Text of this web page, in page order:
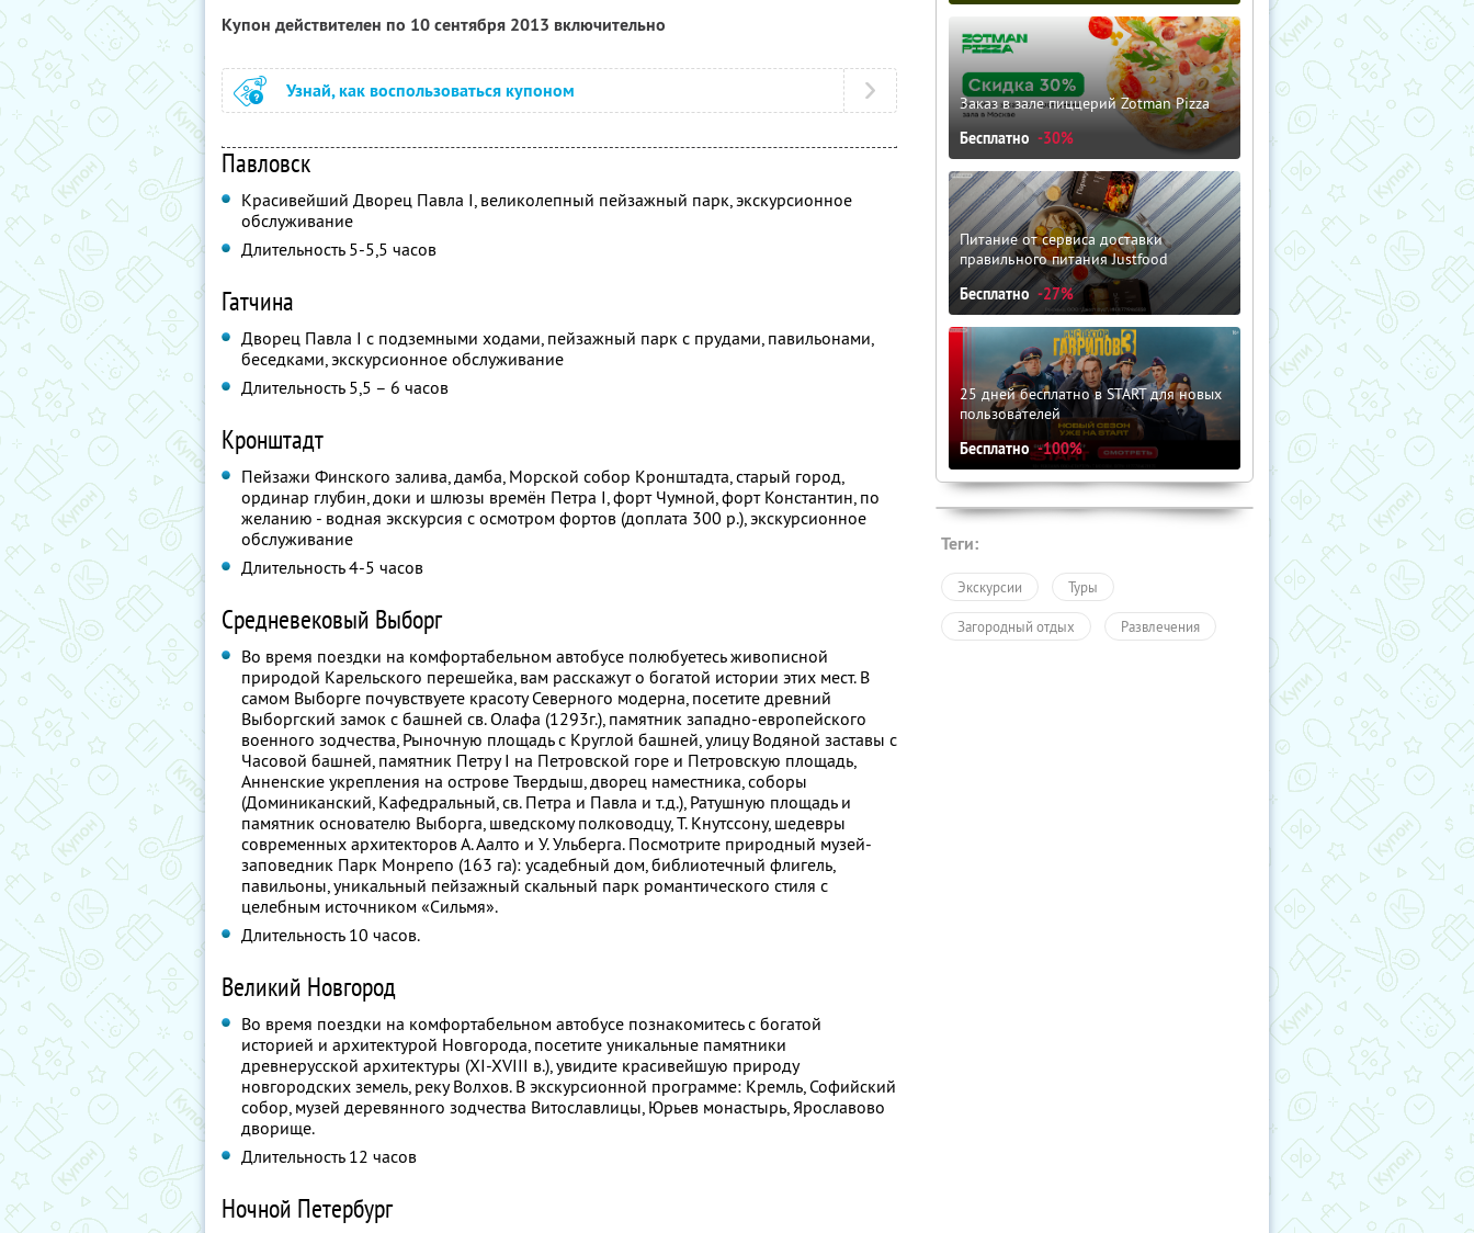
Купон действителен по 10 сентября 2013 включительно
Узнай, как воспользоваться купоном
Павловск
Красивейший Дворец Павла I, великолепный пейзажный парк, экскурсионное
обслуживание
Длительность 5-5,5 часов
Гатчина
Дворец Павла I с подземными ходами, пейзажный парк с прудами, павильонами,
беседками, экскурсионное обслуживание
Длительность 5,5 – 6 часов
Кронштадт
Пейзажи Финского залива, дамба, Морской собор Кронштадта, старый город,
ординар глубин, доки и шлюзы времён Петра I, форт Чумной, форт Константин, по
желанию - водная экскурсия с осмотром фортов (доплата 300 р.), экскурсионное
обслуживание
Длительность 4-5 часов
Средневековый Выборг
Во время поездки на комфортабельном автобусе полюбуетесь живописной
природой Карельского перешейка, вам расскажут о богатой истории этих мест. В
самом Выборге почувствуете красоту Северного модерна, посетите древний
Выборгский замок с башней св. Олафа (1293г.), памятник западно-европейского
военного зодчества, Рыночную площадь с Круглой башней, улицу Водяной заставы с
Часовой башней, памятник Петру I на Петровской горе и Петровскую площадь,
Анненские укрепления на острове Твердыш, дворец наместника, соборы
(Доминиканский, Кафедральный, св. Петра и Павла и т.д.), Ратушную площадь и
памятник основателю Выборга, шведскому полководцу, Т. Кнутссону, шедевры
современных архитекторов А. Аалто и У. Ульберга. Посмотрите природный музей-
заповедник Парк Монрепо (163 га): усадебный дом, библиотечный флигель,
павильоны, уникальный пейзажный скальный парк романтического стиля с
целебным источником «Сильмя».
Длительность 10 часов.
Великий Новгород
Во время поездки на комфортабельном автобусе познакомитесь с богатой
историей и архитектурой Новгорода, посетите уникальные памятники
древнерусской архитектуры (XI-XVIII в.), увидите красивейшую природу
новгородских земель, реку Волхов. В экскурсионной программе: Кремль, Софийский
собор, музей деревянного зодчества Витославлицы, Юрьев монастырь, Ярославово
дворище.
Длительность 12 часов
Ночной Петербург
Заказ в зале пиццерий Zotman Pizza
Бесплатно -30%
Питание от сервиса доставки
правильного питания Justfood
Бесплатно -27%
25 дней бесплатно в START для новых
пользователей
Бесплатно -100%
Теги:
Экскурсии Туры
Загородный отдых Развлечения